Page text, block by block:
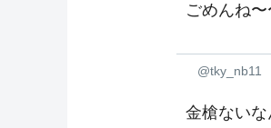
ごめんね
@tky_nb11
金槍ない